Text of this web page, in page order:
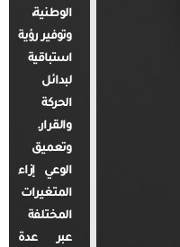
الوطنية،
وتوفير رؤية
استباقية
لبدائل
الحركة
والقرار.
وتعميق
الوعي إزاء
المتغيرات
المختلفة
عبر عدة